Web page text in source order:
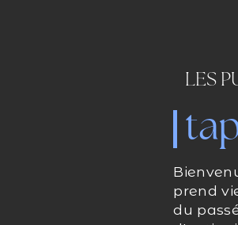
LES
prend
du